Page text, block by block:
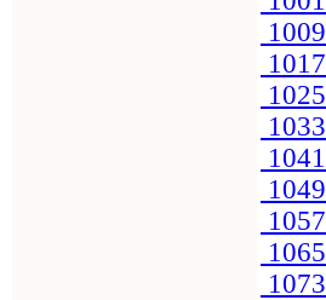
1009
1017
1025
1033
1041
1049
1057
1065
1073